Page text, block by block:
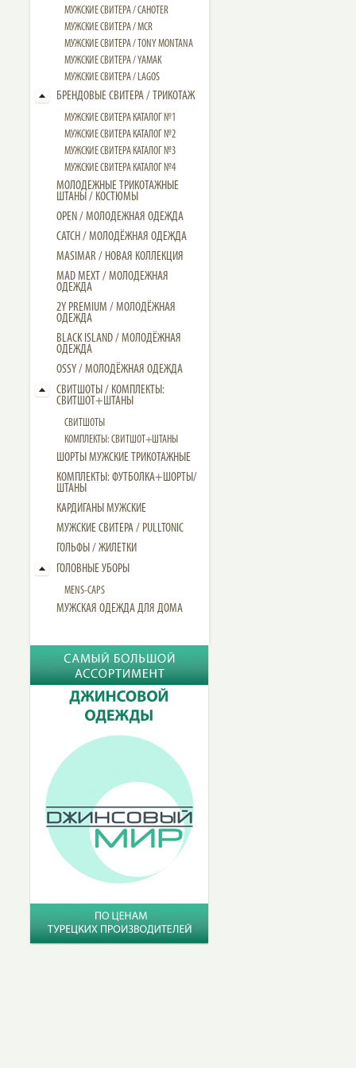
МУЖСКИЕ СВИТЕРА / CAHOTER
МУЖСКИЕ CВИТЕРА / MCR
МУЖСКИЕ CВИТЕРА / TONY MONTANA
МУЖСКИЕ СВИТЕРА / YAMAK
МУЖСКИЕ СВИТЕРА / LAGOS
БРЕНДОВЫЕ СВИТЕРА / ТРИКОТАЖ
МУЖСКИЕ СВИТЕРА КАТАЛОГ №1
МУЖСКИЕ СВИТЕРА КАТАЛОГ №2
МУЖСКИЕ СВИТЕРА КАТАЛОГ №3
МУЖСКИЕ СВИТЕРА КАТАЛОГ №4
МОЛОДЕЖНЫЕ ТРИКОТАЖНЫЕ
ШТАНЫ / КОСТЮМЫ
OPEN / МОЛОДЕЖНАЯ ОДЕЖДА
CATCH / МОЛОДЁЖНАЯ ОДЕЖДА
MASIMAR / НОВАЯ КОЛЛЕКЦИЯ
MAD MEXT / МОЛОДЕЖНАЯ
ОДЕЖДА
2Y PREMIUM / МОЛОДЁЖНАЯ
ОДЕЖДА
BLACK ISLAND / МОЛОДЁЖНАЯ
ОДЕЖДА
OSSY / МОЛОДЁЖНАЯ ОДЕЖДА
СВИТШОТЫ / КОМПЛЕКТЫ:
СВИТШОТ+ШТАНЫ
СВИТШОТЫ
КОМПЛЕКТЫ: СВИТШОТ+ШТАНЫ
ШОРТЫ МУЖСКИЕ ТРИКОТАЖНЫЕ
КОМПЛЕКТЫ: ФУТБОЛКА+ШОРТЫ/
ШТАНЫ
КАРДИГАНЫ МУЖСКИЕ
МУЖСКИЕ СВИТЕРА / PULLTONIC
ГОЛЬФЫ / ЖИЛЕТКИ
ГОЛОВНЫЕ УБОРЫ
MENS-CAPS
МУЖСКАЯ ОДЕЖДА ДЛЯ ДОМА